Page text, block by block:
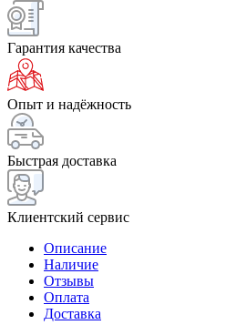
Гарантия качества
Опыт и надёжность
Быстрая доставка
Клиентский сервис
Описание
Наличие
Отзывы
Оплата
Доставка